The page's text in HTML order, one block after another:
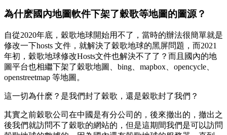
為什麽國內地圖軟件下架了穀歌等地圖的圖源？
自從2020年底，穀歌地球開始用不了，當時的辦法很簡單就是
修改一下hosts 文件，就解決了穀歌地球的黑屏問題，而2021
年初，穀歌地球修改Hosts文件也解決不了了？而且國內的地
圖平台也相繼下架了穀歌地圖、bing、mapbox、opencycle、
openstreetmap 等地圖。
這一切為什麽？是我們封了穀歌，還是穀歌封了我們？
其實之前穀歌公司在中國是有分公司的，後來撤出的，撤出之
後我們就訪問不了穀歌的網站的，但是這期間我們是可以訪問